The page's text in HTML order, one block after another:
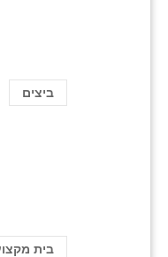
ביצים
בית